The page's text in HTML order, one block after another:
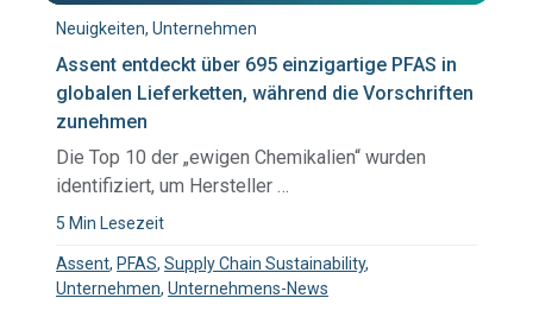
Neuigkeiten, Unternehmen
Assent entdeckt über 695 einzigartige PFAS in
globalen Lieferketten, während die Vorschriften
zunehmen
Die Top 10 der „ewigen Chemikalien“ wurden
identifiziert, um Hersteller …
5 Min Lesezeit
Assent, PFAS,Supply Chain Sustainability,
Unternehmen,Unternehmens-News